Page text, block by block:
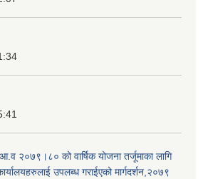
आ.व २०७९।८० को वार्षिक योजना तर्जूमाका लागि
उपलब्ध गराईएको मार्गदर्शन,२०७९